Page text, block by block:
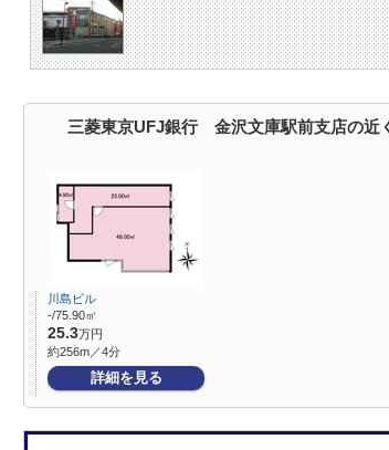
三菱東京UFJ銀行 金沢文庫駅前支店の近
川島ビル
-/75.90㎡
25.3万円
約256m／4分
詳細を見る